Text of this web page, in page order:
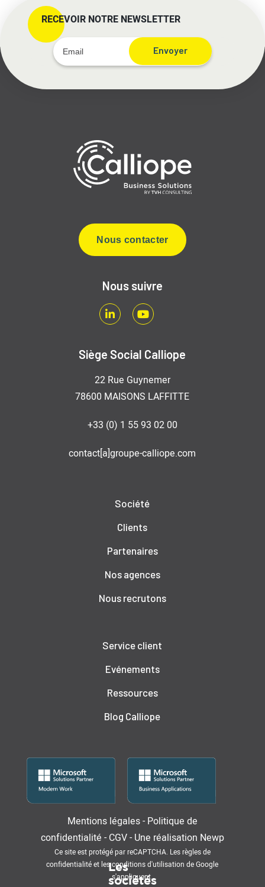
RECEVOIR NOTRE NEWSLETTER
Envoyer
Nous contacter
Nous suivre
LinkedInYoutube
Siège Social Calliope
22 Rue Guynemer
78600 MAISONS LAFFITTE
+33 (0) 1 55 93 02 00
contact[a]groupe-calliope.com
Société
Clients
Partenaires
Nos agences
Nous recrutons
Service client
Evénements
Ressources
Blog Calliope
Mentions légales- Politique de
confidentialité - CGV-Une réalisation Newp
Ce site est protégé par reCAPTCHA. Lesrègles de
confidentialitéet lesconditions d'utilisation de Google
s'appliquent.
Les
sociétés